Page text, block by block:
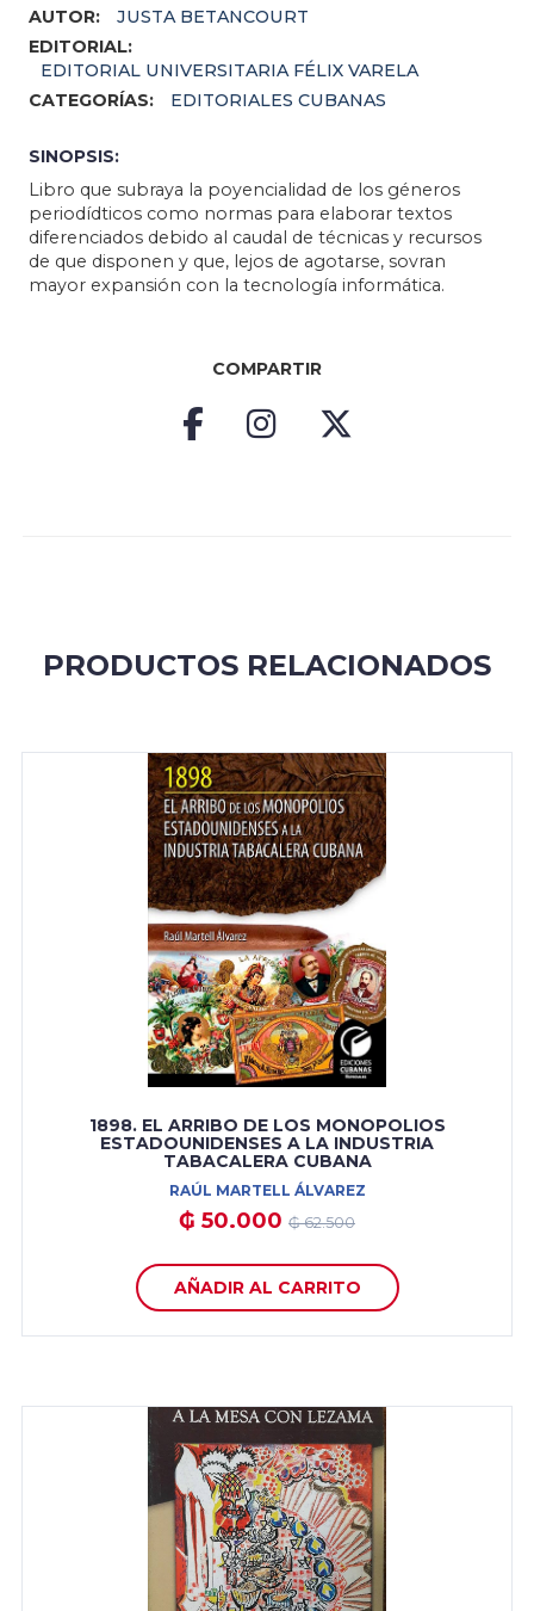
AUTOR:
JUSTA BETANCOURT
EDITORIAL:
EDITORIAL UNIVERSITARIA FÉLIX VARELA
CATEGORÍAS:
EDITORIALES CUBANAS
SINOPSIS:
Libro que subraya la poyencialidad de los géneros
periodídticos como normas para elaborar textos
diferenciados debido al caudal de técnicas y recursos
de que disponen y que, lejos de agotarse, sovran
mayor expansión con la tecnología informática.
COMPARTIR
PRODUCTOS RELACIONADOS
1898. EL ARRIBO DE LOS MONOPOLIOS
ESTADOUNIDENSES A LA INDUSTRIA
TABACALERA CUBANA
RAÚL MARTELL ÁLVAREZ
₲ 50.000 ₲ 62.500
AÑADIR AL CARRITO